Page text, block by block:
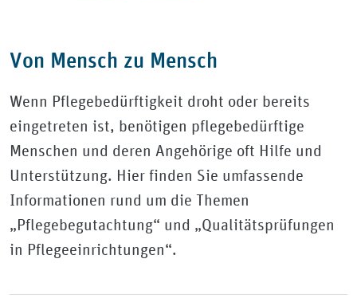
Von Mensch zu Mensch
Wenn Pflegebedürftigkeit droht oder bereits
eingetreten ist, benötigen pflegebedürftige
Menschen und deren Angehörige oft Hilfe und
Unterstützung. Hier finden Sie umfassende
Informationen rund um die Themen
„Pflegebegutachtung“ und „Qualitätsprüfungen
in Pflegeeinrichtungen“.